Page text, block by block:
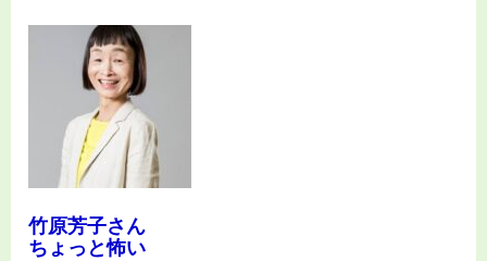
竹原芳子さん
ちょっと怖い